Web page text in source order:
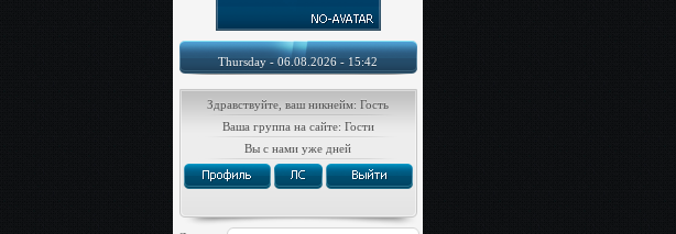
Thursday - 06.08.2026 - 15:42
Здравствуйте, ваш никнейм: Гость
Ваша группа на сайте: Гости
Вы с нами уже дней